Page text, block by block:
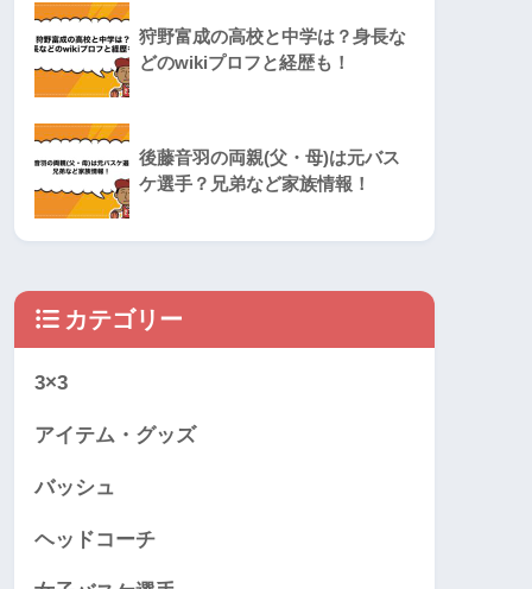
狩野富成の高校と中学は？身長な
どのwikiプロフと経歴も！
後藤音羽の両親(父・母)は元バス
ケ選手？兄弟など家族情報！
カテゴリー
3×3
アイテム・グッズ
バッシュ
ヘッドコーチ